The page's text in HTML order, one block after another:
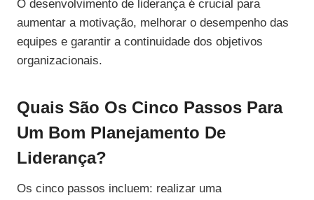
O desenvolvimento de liderança é crucial para
aumentar a motivação, melhorar o desempenho das
equipes e garantir a continuidade dos objetivos
organizacionais.
Quais São Os Cinco Passos Para
Um Bom Planejamento De
Liderança?
Os cinco passos incluem: realizar uma